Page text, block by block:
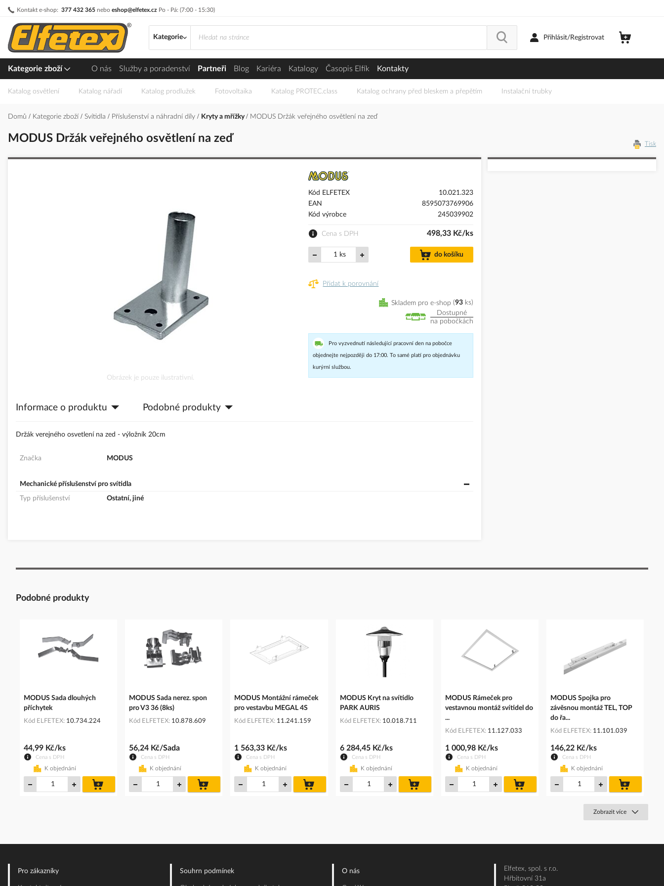
Kontakt e-shop: 377 432 365 nebo eshop@elfetex.cz Po - Pá: (7:00 - 15:30)
Přejít
obsah
Kategorie
Přihlásit/Registrovat
Kategorie zboží O nás Služby a poradenství Partneři Blog Kariéra Katalogy Časopis Elfík Kontakty
Katalog osvětlení Katalog nářadí Katalog prodlužek Fotovoltaika Katalog PROTEC.class Katalog ochrany před bleskem a přepětím Instalační trubky
Domů Kategorie zboží Svítidla Příslušenství a náhradní díly Kryty a mřížky MODUS Držák veřejného osvětlení na zeď
MODUS Držák veřejného osvětlení na zeď Tisk
galerie
Obrázek je pouze ilustrativní.
Kód ELFETEX
10.021.323
EAN
8595073769906
Kód výrobce
245039902
Cena s DPH 498,33 Kč/ks
ks do košíku
Přidat k porovnání
Skladem pro e-shop 93 ks
Dostupné
na pobočkách
Pro vyzvednutí následující pracovní den na pobočce
objednejte nejpozději do 17:00. To samé platí pro objednávku
kurýrní službou.
Informace o produktu Podobné produkty
Držák verejného osvetlení na zed - výložník 20cm
Značka MODUS
Mechanické příslušenství pro svítidla
Typ příslušenství Ostatní, jiné
Podobné produkty
MODUS Sada dlouhých
příchytek
Kód ELFETEX 10.734.224
Cena s DPH
44,99 Kč/ks
K objednání
košíku
MODUS Sada nerez. spon
pro V3 36 (8ks)
Kód ELFETEX 10.878.609
Cena s DPH
56,24 Kč/Sada
K objednání
košíku
MODUS Montážní rámeček
pro vestavbu MEGAL 4S
Kód ELFETEX 11.241.159
Cena s DPH
1 563,33 Kč/ks
K objednání
košíku
MODUS Kryt na svítidlo
PARK AURIS
Kód ELFETEX 10.018.711
Cena s DPH
6 284,45 Kč/ks
K objednání
košíku
MODUS Rámeček pro
vestavnou montáž svítidel do
...
Kód ELFETEX 11.127.033
Cena s DPH
1 000,98 Kč/ks
K objednání
košíku
MODUS Spojka pro
závěsnou montáž TEL, TOP
do řa...
Kód ELFETEX 11.101.039
Cena s DPH
146,22 Kč/ks
K objednání
košíku
Zobrazit více
Pro zákazníky Souhrn podmínek O nás
Elfetex, spol. s r.o.
Hřbitovní 31a